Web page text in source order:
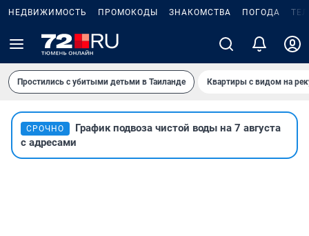
НЕДВИЖИМОСТЬ ПРОМОКОДЫ ЗНАКОМСТВА ПОГОДА
Простились с убитыми детьми в Таиланде Квартиры с видом на
СРОЧНО
График подвоза чистой воды на 7 августа
с адресами